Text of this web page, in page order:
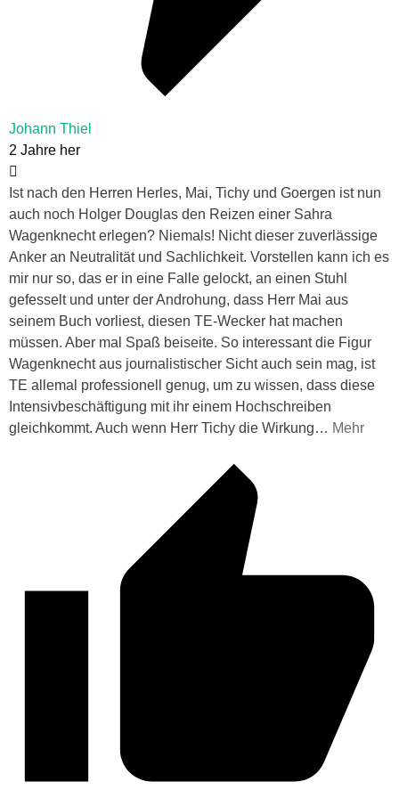
Johann Thiel
2 Jahre her
Ist nach den Herren Herles, Mai, Tichy und Goergen ist nun
auch noch Holger Douglas den Reizen einer Sahra
Wagenknecht erlegen? Niemals! Nicht dieser zuverlässige
Anker an Neutralität und Sachlichkeit. Vorstellen kann ich es
mir nur so, das er in eine Falle gelockt, an einen Stuhl
gefesselt und unter der Androhung, dass Herr Mai aus
seinem Buch vorliest, diesen TE-Wecker hat machen
müssen. Aber mal Spaß beiseite. So interessant die Figur
Wagenknecht aus journalistischer Sicht auch sein mag, ist
TE allemal professionell genug, um zu wissen, dass diese
Intensivbeschäftigung mit ihr einem Hochschreiben
gleichkommt. Auch wenn Herr Tichy die Wirkung… Mehr